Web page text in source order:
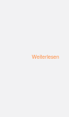
Weiterlesen